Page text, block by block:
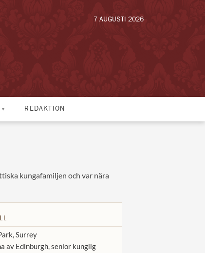
7 AUGUSTI 2026
REDAKTION
kungafamiljen och var nära
Surrey
av Edinburgh, senior kunglig